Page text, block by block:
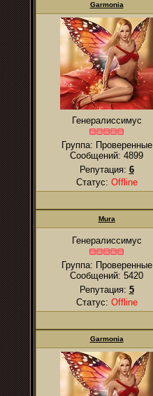
Garmonia
Генералиссимус
Группа: Проверенные
Сообщений: 4899
Репутация: 6
Статус: Offline
Mura
Генералиссимус
Группа: Проверенные
Сообщений: 5420
Репутация: 5
Статус: Offline
Garmonia